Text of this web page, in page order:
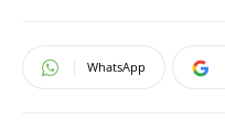
WhatsApp